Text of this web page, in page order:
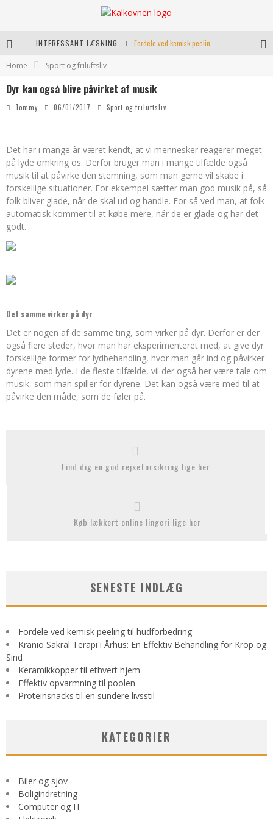
INTERESSANT LÆSNING
Home Sport og friluftsliv
Dyr kan også blive påvirket af musik
Tommy 06/01/2017 Sport og friluftsliv
Det har i mange år været kendt, at vi mennesker reagerer meget
på lyde omkring os. Derfor bruger man i mange tilfælde også
musik til at påvirke den stemning, som man gerne vil skabe i
forskellige situationer. For eksempel sætter man god musik på, så
folk bliver glade, når de skal ud og handle. For så ved man, at folk
automatisk kommer til at købe mere, når de er glade og har det
godt.
Det samme virker på dyr
Det er nogen af de samme ting, som virker på dyr. Derfor er der
også flere steder, hvor man har eksperimenteret med, at give dyr
forskellige former for lydbehandling, hvor man går ind og påvirker
dyrene med lyde. I de fleste tilfælde, vil der også her være tale om
musik, som man spiller for dyrene. Det kan også være med til at
påvirke den måde, som de føler på.
Find dig en god rejseforsikring lige her
Køb lækkert online lingeri lige her
SENESTE INDLÆG
Fordele ved kemisk peeling til hudforbedring
Kranio Sakral Terapi i Århus: En Effektiv Behandling for Krop og
Sind
Keramikkopper til ethvert hjem
Effektiv opvarmning til poolen
Proteinsnacks til en sundere livsstil
KATEGORIER
Biler og sjov
Boligindretning
Computer og IT